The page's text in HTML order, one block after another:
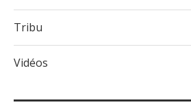
Tribu
Vidéos